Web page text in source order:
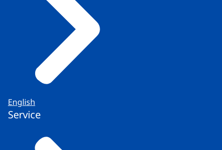
English
Service